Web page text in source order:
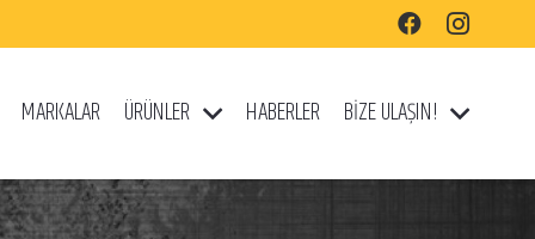
MARKALAR ÜRÜNLER HABERLER BİZE ULAŞIN!